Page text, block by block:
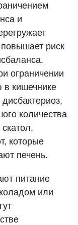
и
риск
ограничении
в кишечнике
количества
которые
печень.
питание
или